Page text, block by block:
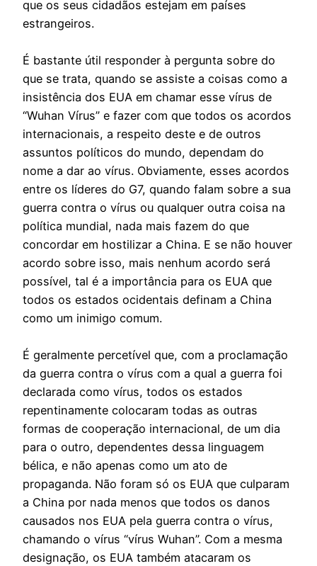
que os seus cidadãos estejam em países
estrangeiros.
É bastante útil responder à pergunta sobre do
que se trata, quando se assiste a coisas como a
insistência dos EUA em chamar esse vírus de
“Wuhan Vírus” e fazer com que todos os acordos
internacionais, a respeito deste e de outros
assuntos políticos do mundo, dependam do
nome a dar ao vírus. Obviamente, esses acordos
entre os líderes do G7, quando falam sobre a sua
guerra contra o vírus ou qualquer outra coisa na
política mundial, nada mais fazem do que
concordar em hostilizar a China. E se não houver
acordo sobre isso, mais nenhum acordo será
possível, tal é a importância para os EUA que
todos os estados ocidentais definam a China
como um inimigo comum.
É geralmente percetível que, com a proclamação
da guerra contra o vírus com a qual a guerra foi
declarada como vírus, todos os estados
repentinamente colocaram todas as outras
formas de cooperação internacional, de um dia
para o outro, dependentes dessa linguagem
bélica, e não apenas como um ato de
propaganda. Não foram só os EUA que culparam
a China por nada menos que todos os danos
causados ​​nos EUA pela guerra contra o vírus,
chamando o vírus “vírus Wuhan”. Com a mesma
designação, os EUA também atacaram os